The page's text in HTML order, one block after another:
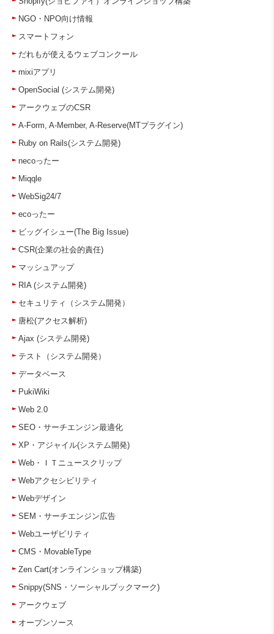
NGO・NPO向け情報
スマートフォン
だれもが使えるウェブコンクール
mixiアプリ
OpenSocial (システム開発)
アークウェブのCSR
A-Form, A-Member, A-Reserve(MTプラグイン)
Ruby on Rails(システム開発)
necoったー
Miqqle
WebSig24/7
ecoったー
ビッグイシュー(The Big Issue)
CSR(企業の社会的責任)
マッシュアップ
RIA (システム開発)
セキュリティ（システム開発）
唐松(アクセス解析)
Ajax (システム開発)
テスト（システム開発）
データベース
PukiWiki
Web 2.0
SEO・サーチエンジン最適化
XP・アジャイル(システム開発)
Web・ＩＴニュースクリップ
Webアクセシビリティ
Webデザイン
SEM・サーチエンジン広告
Webユーザビリティ
CMS・MovableType
Zen Cart(オンラインショップ構築)
Snippy(SNS・ソーシャルブックマーク)
アークウェブ
オープンソース